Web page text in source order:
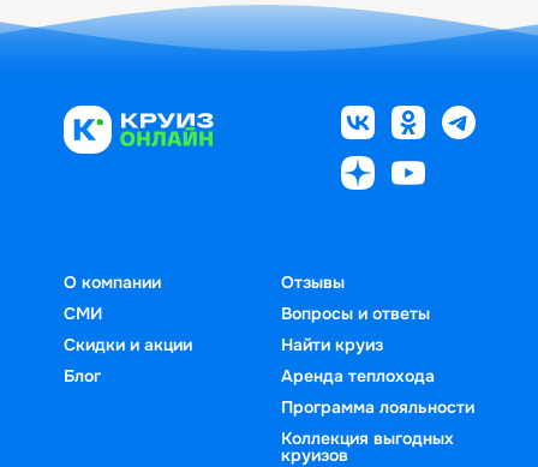
О компании
СМИ
Скидки и акции
Блог
Отзывы
Вопросы и ответы
Найти круиз
Аренда теплохода
Программа лояльности
Коллекция выгодных
круизов